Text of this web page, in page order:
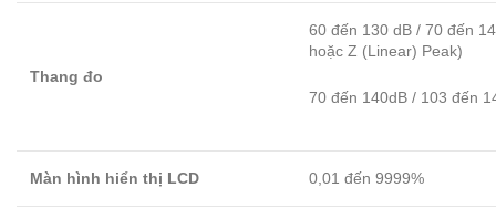
Thang đo
60 đến 130 dB / 70 đến
hoặc Z (Linear) Peak)
70 đến 140dB / 103 đến
Màn hình hiển thị LCD 0,01 đến 9999%